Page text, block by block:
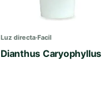
Luz directa·Facil
Dianthus Caryophyllus